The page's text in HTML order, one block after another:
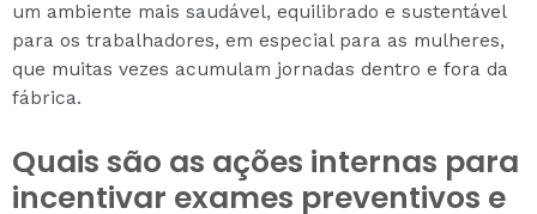
um ambiente mais saudável, equilibrado e sustentável
para os trabalhadores, em especial para as mulheres,
que muitas vezes acumulam jornadas dentro e fora da
fábrica.
Quais são as ações internas para
incentivar exames preventivos e